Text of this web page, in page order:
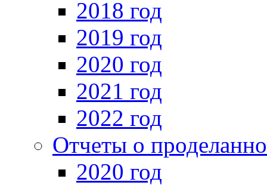
2018 год
2019 год
2020 год
2021 год
2022 год
Отчеты о
2020 год